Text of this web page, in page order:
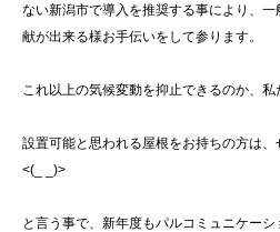
ない新潟市で導入を推奨する事により、
献が出来る様お手伝いをして参ります。
これ以上の気候変動を抑止できるのか、私
設置可能と思われる屋根をお持ちの方は、
<(_ _)>
と言う事で、新年度もパルコミュニケー